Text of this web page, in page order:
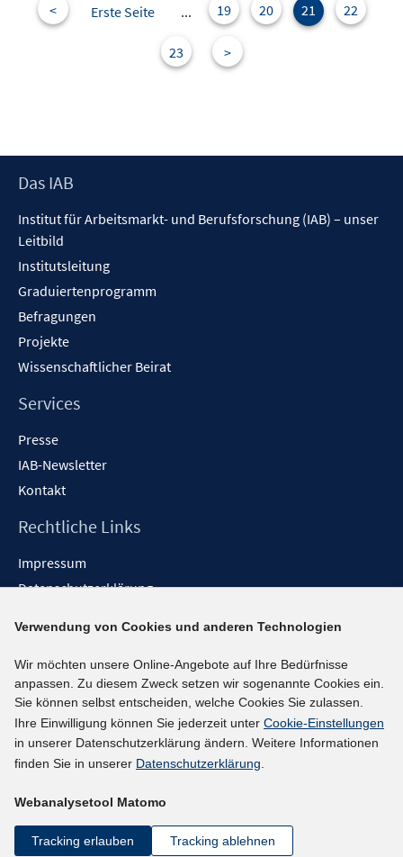
r
s
f
e
< Erste Seite ... 19 20 21 22
23 >
Footer
Das IAB
Institut für Arbeitsmarkt- und Berufsforschung (IAB) – unser
Leitbild
Institutsleitung
Graduiertenprogramm
Befragungen
Projekte
Wissenschaftlicher Beirat
Services
Presse
IAB-Newsletter
Kontakt
Rechtliche Links
Impressum
Datenschutzerklärung
Barrieren melden
Social-Media-Kanäle
BlueSky
YouTube
LinkedIn
kununu
Netiquette
Verwendung von Cookies und anderen Technologien
Wir möchten unsere Online-Angebote auf Ihre Bedürfnisse
anpassen. Zu diesem Zweck setzen wir sogenannte Cookies ein.
Sie können selbst entscheiden, welche Cookies Sie zulassen.
Ihre Einwilligung können Sie jederzeit unter Cookie-Einstellungen
in unserer Datenschutzerklärung ändern. Weitere Informationen
finden Sie in unserer Datenschutzerklärung.
Webanalysetool Matomo
Tracking erlauben Tracking ablehnen